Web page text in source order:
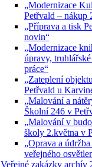
„Modernizace
Petřvald – nákup
„Příprava a tisk
novin“
„Modernizace
úpravy,
práce“
„Zateplení
Petřvald u
„Malování a
Školní 246 v
„Malování v
školy 2.května v
„Oprava a
veřejného
Veřejné zakázky archív